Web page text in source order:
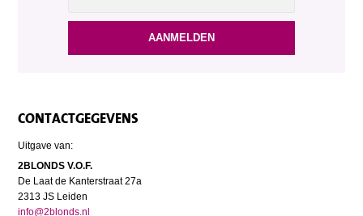
CONTACTGEGEVENS
Uitgave van:
2BLONDS V.O.F.
De Laat de Kanterstraat 27a
2313 JS Leiden
info@2blonds.nl